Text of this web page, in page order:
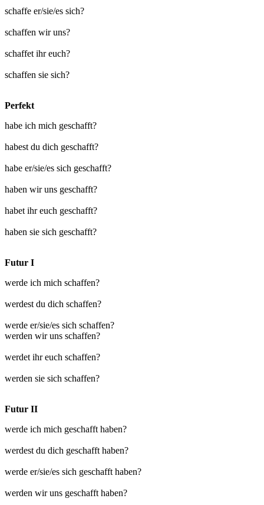
schaffe er/sie/es sich?
schaffen wir uns?
schaffet ihr euch?
schaffen sie sich?
Perfekt
habe ich mich geschafft?
habest du dich geschafft?
habe er/sie/es sich geschafft?
haben wir uns geschafft?
habet ihr euch geschafft?
haben sie sich geschafft?
Futur I
werde ich mich schaffen?
werdest du dich schaffen?
werde er/sie/es sich schaffen?
werden wir uns schaffen?
werdet ihr euch schaffen?
werden sie sich schaffen?
Futur II
werde ich mich geschafft haben?
werdest du dich geschafft haben?
werde er/sie/es sich geschafft haben?
werden wir uns geschafft haben?